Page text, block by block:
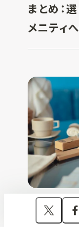
まとめ：
メニティ